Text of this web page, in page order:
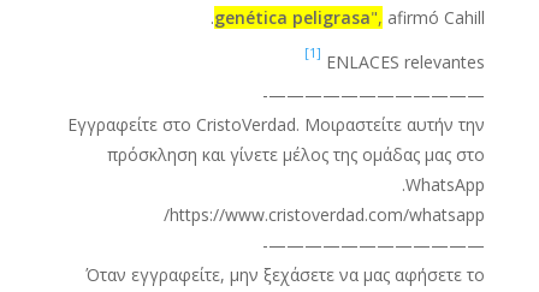
genética peligrasa", afirmó Cahill.
ENLACES relevantes
[1]
————————————-
Εγγραφείτε στο CristoVerdad. Μοιραστείτε αυτήν την
πρόσκληση και γίνετε μέλος της ομάδας μας στο
WhatsApp.
https://www.cristoverdad.com/whatsapp/
————————————-
Όταν εγγραφείτε, μην ξεχάσετε να μας αφήσετε το